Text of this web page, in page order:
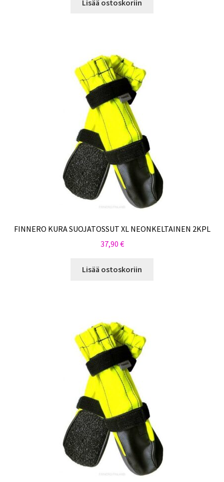
Lisää ostoskoriin
FINNERO KURA SUOJATOSSUT XL NEONKELTAINEN 2KPL
37,90 €
Lisää ostoskoriin